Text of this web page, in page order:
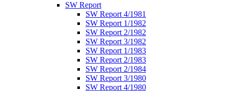
SW Report
SW Report 4/1981
SW Report 1/1982
SW Report 2/1982
SW Report 3/1982
SW Report 1/1983
SW Report 2/1983
SW Report 2/1984
SW Report 3/1980
SW Report 4/1980